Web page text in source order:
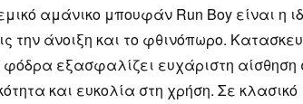
αμάνικο μπουφάν Run Boy είναι η
την άνοιξη και το φθινόπωρο.
φόδρα εξασφαλίζει ευχάριστη
και ευκολία στη χρήση. Σε